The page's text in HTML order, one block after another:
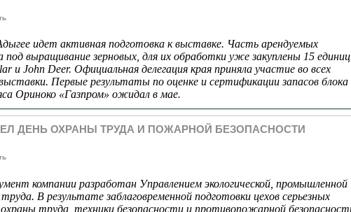
идет активная подготовка к выставке. Часть арендуемых
выращивание зерновых, для их обработки уже закуплены 15 единиц
и John Deer. Официальная делегация края приняла участие во всех
Первые результаты по оценке и сертификации запасов блока
Ориноко «Газпром» ожидал в мае.
ДЕНЬ ОХРАНЫ ТРУДА И ПОЖАРНОЙ БЕЗОПАСНОСТИ
компании разработан Управлением экологической, промышленной
В результате заблаговременной подготовки цехов серьезных
труда, техники безопасности и противопожарной